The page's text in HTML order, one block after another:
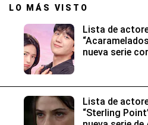
LO MÁS VISTO
Lista de
nueva serie
Lista de
“Sterling